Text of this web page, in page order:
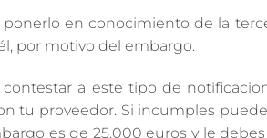
ponerlo en conocimiento de la
por motivo del embargo.
a este tipo de
tu proveedor. Si incumples
es de 25.000 euros y le